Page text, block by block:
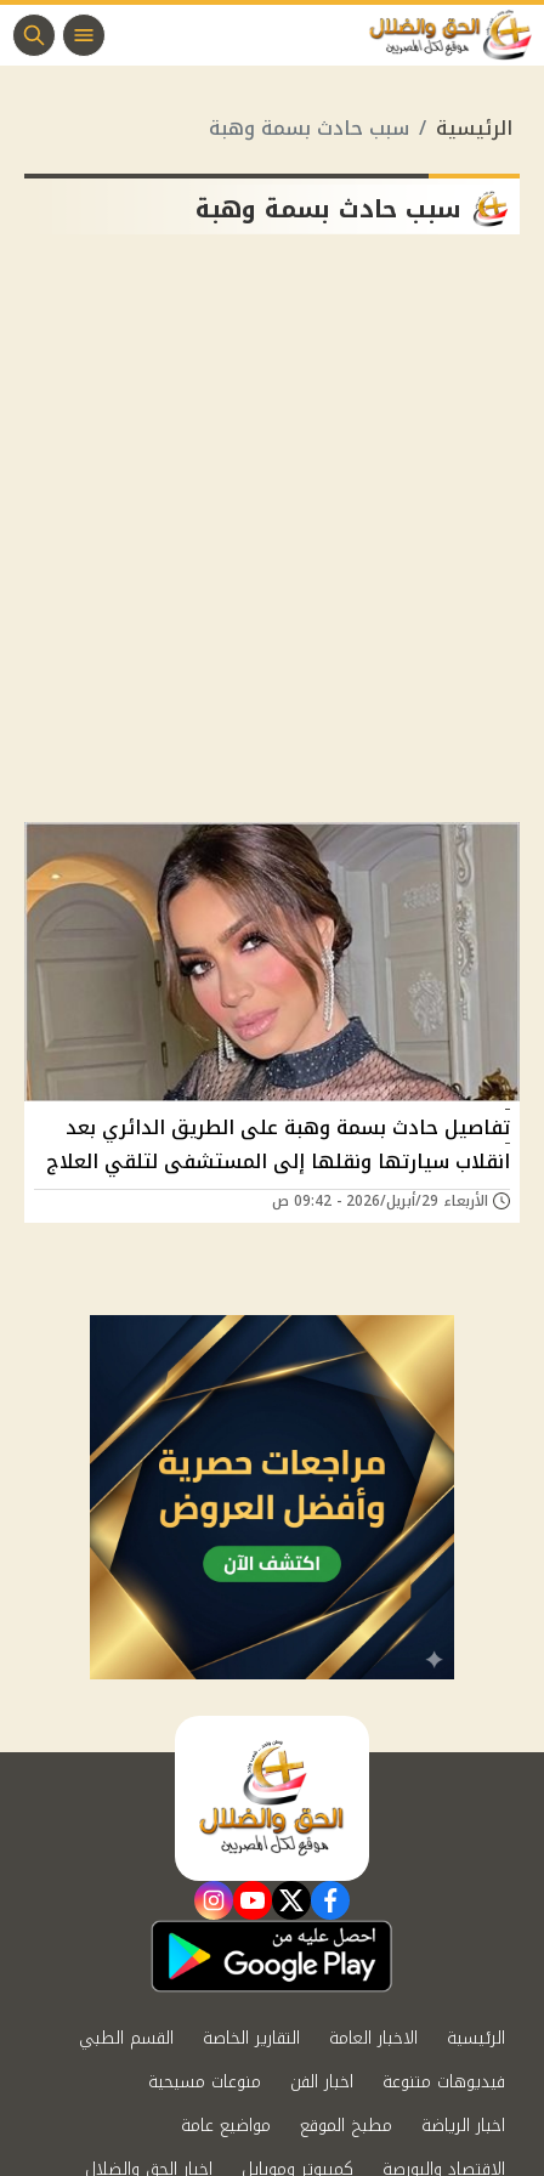
الرئيسية سبب حادث بسمة وهبة
سبب حادث بسمة وهبة
تفاصيل حادث بسمة وهبة على الطريق الدائري بعد
انقلاب سيارتها ونقلها إلى المستشفى لتلقي العلاج
الأربعاء 29/أبريل/2026 - 09:42 ص
facebook
twitter
youtube
instagram
الرئيسية الاخبار العامة التقارير الخاصة
القسم الطبي
فيديوهات متنوعة
اخبار الفن
منوعات مسيحية
اخبار الرياضة
مطبخ الموقع
مواضيع عامة
الاقتصاد والبورصة
كمبيوتر وموبايل اخبار الحق والضلال